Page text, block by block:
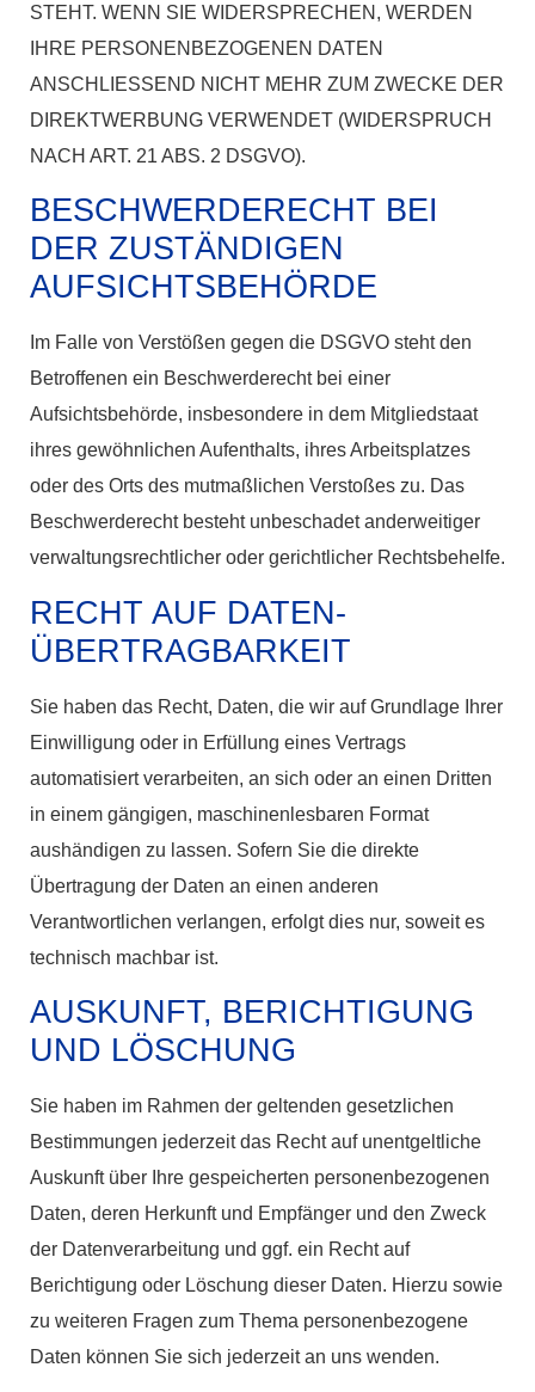
STEHT. WENN SIE WIDERSPRECHEN, WERDEN
IHRE PERSONENBEZOGENEN DATEN
ANSCHLIESSEND NICHT MEHR ZUM ZWECKE DER
DIREKTWERBUNG VERWENDET (WIDERSPRUCH
NACH ART. 21 ABS. 2 DSGVO).
BESCHWERDE­RECHT BEI
DER ZUSTÄNDIGEN
AUFSICHTS­BEHÖRDE
Im Falle von Verstößen gegen die DSGVO steht den
Betroffenen ein Beschwerderecht bei einer
Aufsichtsbehörde, insbesondere in dem Mitgliedstaat
ihres gewöhnlichen Aufenthalts, ihres Arbeitsplatzes
oder des Orts des mutmaßlichen Verstoßes zu. Das
Beschwerderecht besteht unbeschadet anderweitiger
verwaltungsrechtlicher oder gerichtlicher Rechtsbehelfe.
RECHT AUF DATEN­
ÜBERTRAG­BARKEIT
Sie haben das Recht, Daten, die wir auf Grundlage Ihrer
Einwilligung oder in Erfüllung eines Vertrags
automatisiert verarbeiten, an sich oder an einen Dritten
in einem gängigen, maschinenlesbaren Format
aushändigen zu lassen. Sofern Sie die direkte
Übertragung der Daten an einen anderen
Verantwortlichen verlangen, erfolgt dies nur, soweit es
technisch machbar ist.
AUSKUNFT, BERICHTIGUNG
UND LÖSCHUNG
Sie haben im Rahmen der geltenden gesetzlichen
Bestimmungen jederzeit das Recht auf unentgeltliche
Auskunft über Ihre gespeicherten personenbezogenen
Daten, deren Herkunft und Empfänger und den Zweck
der Datenverarbeitung und ggf. ein Recht auf
Berichtigung oder Löschung dieser Daten. Hierzu sowie
zu weiteren Fragen zum Thema personenbezogene
Daten können Sie sich jederzeit an uns wenden.